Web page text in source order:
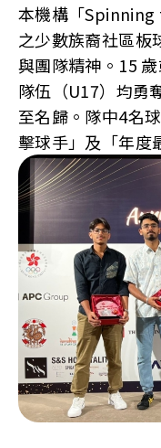
本機構「Spinning
之少數族裔社區板
與團隊精神。15
隊伍（U17）均勇
至名歸。隊中4名
擊球手」及「年度